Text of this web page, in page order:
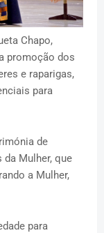
Chapo,
promoção dos
e raparigas,
para
de
Mulher, que
a Mulher,
para